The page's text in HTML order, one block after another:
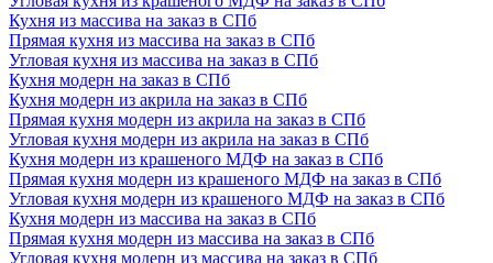
Кухня из массива на заказ в СПб
Прямая кухня из массива на заказ в СПб
Угловая кухня из массива на заказ в СПб
Кухня модерн на заказ в СПб
Кухня модерн из акрила на заказ в СПб
Прямая кухня модерн из акрила на заказ в СПб
Угловая кухня модерн из акрила на заказ в СПб
Кухня модерн из крашеного МДФ на заказ в СПб
Прямая кухня модерн из крашеного МДФ на заказ в СПб
Угловая кухня модерн из крашеного МДФ на заказ в СПб
Кухня модерн из массива на заказ в СПб
Прямая кухня модерн из массива на заказ в СПб
Угловая кухня модерн из массива на заказ в СПб